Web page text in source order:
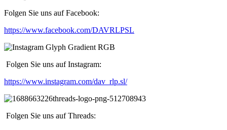
Folgen Sie uns auf Facebook:
https://www.facebook.com/DAVRLPSL
Folgen Sie uns auf Instagram:
https://www.instagram.com/dav_rlp.sl/
Folgen Sie uns auf Threads: